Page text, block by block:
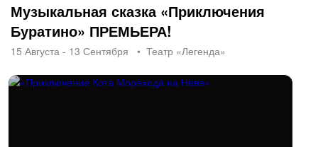
Музыкальная сказка «Приключения
Буратино» ПРЕМЬЕРА!
15 Августа - 13 Сентября Театр «Легенда»